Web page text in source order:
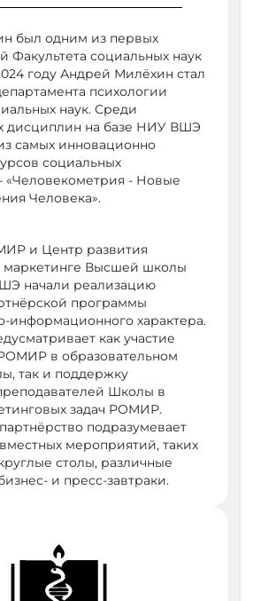
был одним из первых
Факультета социальных наук
году Андрей Милёхин стал
психологии
наук. Среди
дисциплин на базе НИУ ВШЭ
самых инновационно
социальных
«Человекометрия - Новые
Человека».
и Центр развития
маркетинге Высшей школы
начали реализацию
программы
информационного характера.
как участие
в образовательном
так и поддержку
Школы в
задач РОМИР.
подразумевает
мероприятий, таких
столы, различные
и пресс-завтраки.